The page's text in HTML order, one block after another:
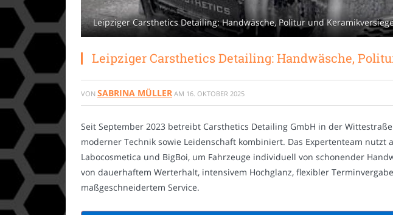
Leipziger Carsthetics Detailing: Handwäsche, Politur und
Leipziger Carsthetics Detailing: Handwäsche,
VON SABRINA MÜLLER AM 16. OKTOBER 2025
Seit September 2023 betreibt Carsthetics Detailing GmbH in der
moderner Technik sowie Leidenschaft kombiniert. Das Expertenteam
Labocosmetica und BigBoi, um Fahrzeuge individuell von schonender
von dauerhaftem Werterhalt, intensivem Hochglanz, flexibler
maßgeschneidertem Service.